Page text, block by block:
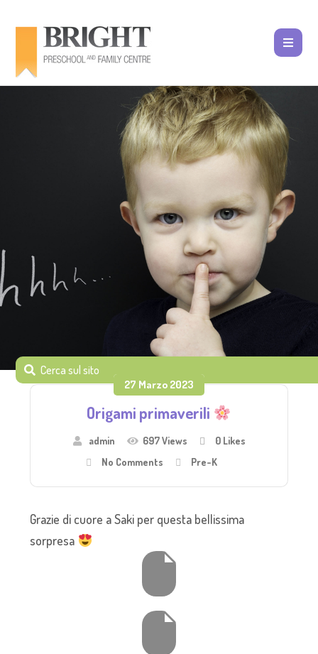
27 Marzo 2023
Origami primaverili
admin 697 Views 0Likes
No Comments
Pre-K
Grazie di cuore a Saki per questa bellissima
sorpresa